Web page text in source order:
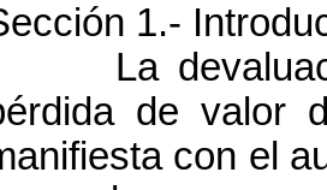
1.-
La
de valor
con el